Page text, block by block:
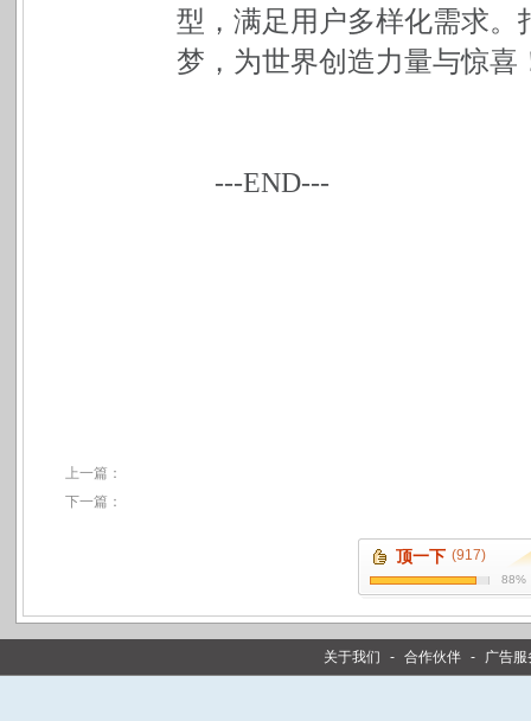
型，满足用户多样化需求
梦，为世界创造力量与惊喜
---END---
上一篇：
下一篇：
顶一下 (917)
88%
关于我们 - 合作伙伴 - 广告服